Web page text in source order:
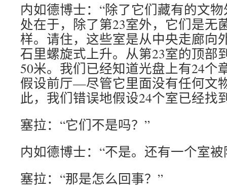
内如德博士：“除了它们藏有的文
处在于，除了第23室外，它们是无
样。请住，这些室是从中央走廊向
石里螺旋式上升。从第23室的顶部
50米。我们已经知道光盘上有24个
假设前厅—尽管它里面没有任何文
此，我们错误地假设24个室已经找
塞拉：“它们不是吗？”
内如德博士：“不是。还有一个室
塞拉：“那是怎么回事？”